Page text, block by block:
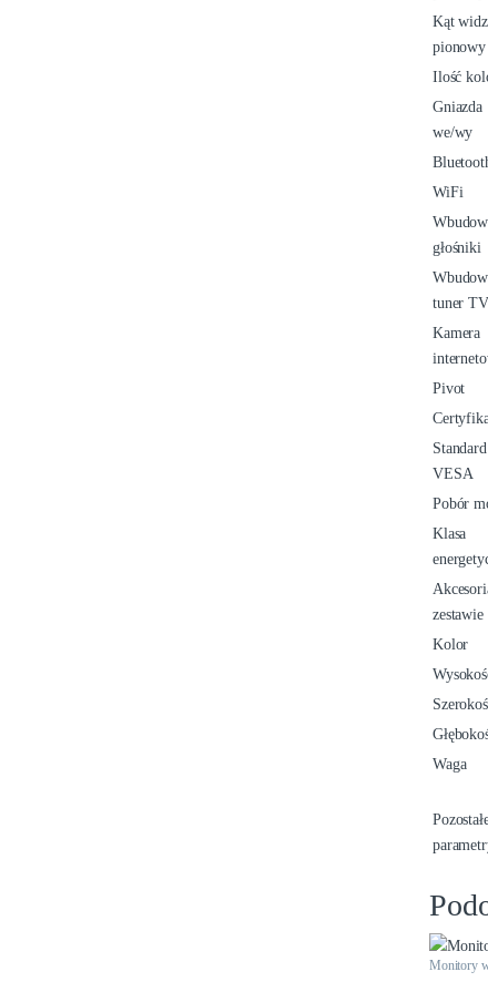
Kąt
pionowy
Ilość
Gniazda
we/wy
WiFi
głośniki
tuner TV
Kamera
Pivot
Standard
VESA
Pobór
Klasa
zestawie
Kolor
Waga
Monitory